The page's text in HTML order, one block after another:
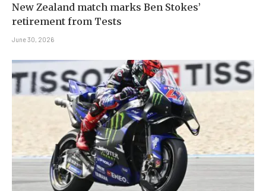
New Zealand match marks Ben Stokes’
retirement from Tests
June 30, 2026